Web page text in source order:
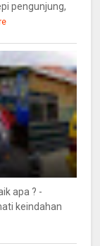
pengunjung,
apa ? -
keindahan